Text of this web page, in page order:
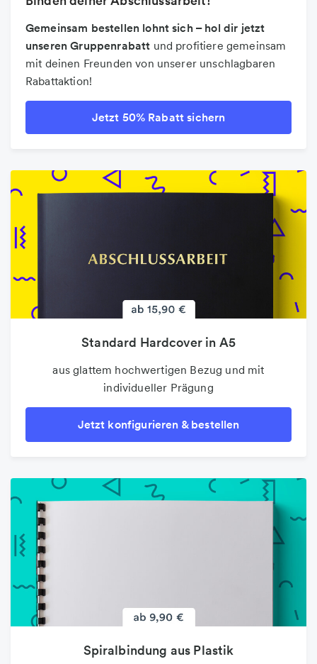
Gemeinsam bestellen lohnt sich – hol dir jetzt
unseren Gruppenrabatt und profitiere gemeinsam
mit deinen Freunden von unserer unschlagbaren
Rabattaktion!
Jetzt 50% Rabatt sichern
Standard Hardcover in A5
aus glattem hochwertigen Bezug und mit
individueller Prägung
Jetzt konfigurieren & bestellen
Spiralbindung aus Plastik